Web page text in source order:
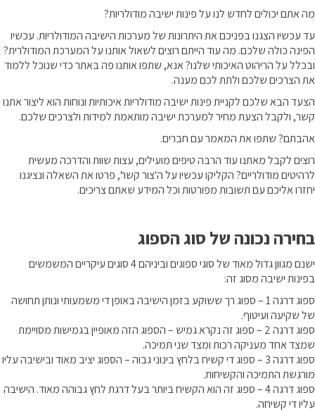
מה אתם יכולים לחדש לנו על פינות ישיבה מודולריות?
עד עכשיו הצגנו בפניכם את היתרונות של מערכות הישיבה המודולריות. עכשיו
הפינה כולה שלכם. מה עוד הייתם רוצים לשאול אותנו על המערכת המודולרית?
ובכלל על הריהוט האיכותי שלנו? אנא, שתפו אותנו פה באתר כדי שנוכל ללמוד
את הצרכים שלכם ולתת לכם מענה.
הצעד הבא שלכם לקניית פינות ישיבה מודולריות איכותיות ונוחות הוא ליצור אתנו
קשר, ולקבל הצעת מחיר למערכת ישיבה מותאמת למידות ולצרכים שלכם.
אהבתם? שתפו את המאמר עם חברים.
רוצים לקבל מאתנו עוד הרבה טיפים מועילים, עצות שוות והדרכה מעשית
לרהיטים מודולריים? הקליקו עכשיו על ה'צור קשר', פרטו את השאלה ונציגנו
יחזרו אליכם עם תשובות מפורטות וכל המידע שאתם צריכים.
בחירה נכונה של סוג הספוג
ישנם מגוון גדול מאוד של סוגי ספוגים וביניהם 4 סוגים עיקריים המשמשים
בפינות ישיבה מסוג זה:
ספוג דרגה 1 – ספוג רך ששוקע בזמן הישיבה באופן די משמעותי ונותן תחושה
של שקיעה ועיטוף.
ספוג דרגה 2 – ספוג זה נקרא גמיש – הספוג הזה מאופיין בגמישות מסויימת
שמצד אחד מעניקה רכות ומצד שני תמיכה.
ספוג דרגה 3 – ספוג די קשיח בלחץ בינוני גבוה – הספוג יציב מאוד ובישיבה עליו
מורגשת התמיכה והקשיחות.
ספוג דרגה 4 – ספוג זה הוא הקשיח ביותר בעל דרגת לחץ גבוהה מאוד. הישיבה
עליו די קשיחה.